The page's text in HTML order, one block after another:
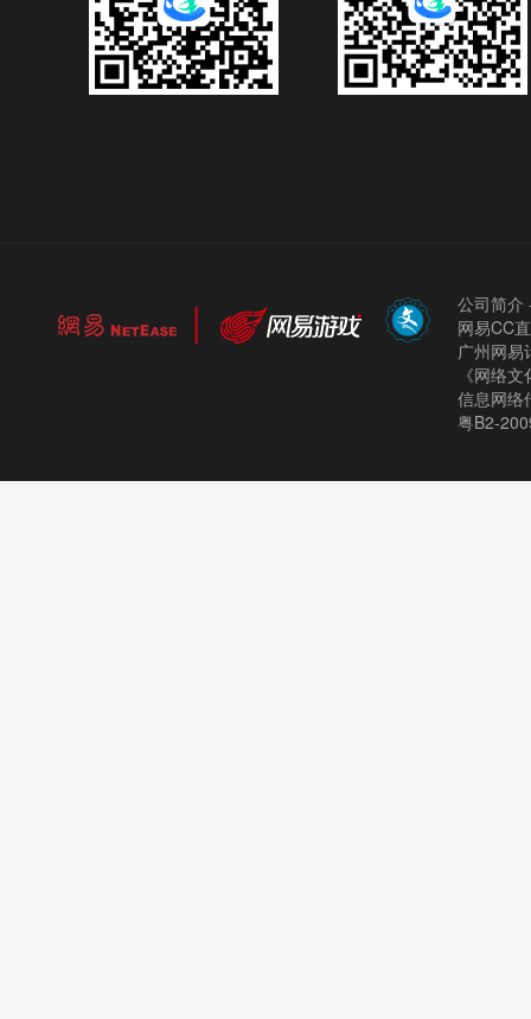
公司简介
网易CC
广州网
《网络
信息网络
粤B2-